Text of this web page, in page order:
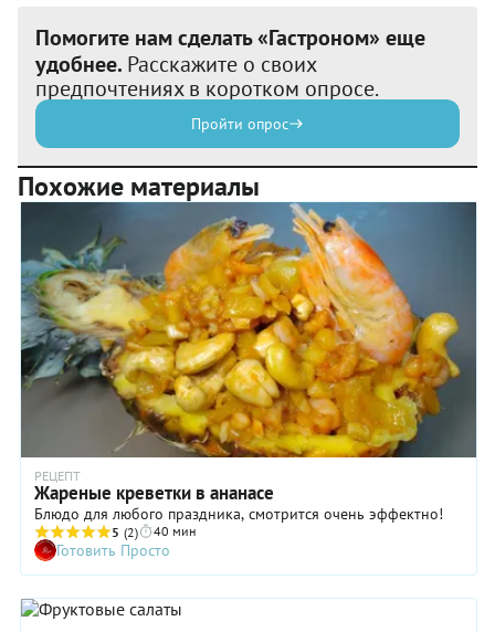
Помогите нам сделать «Гастроном» еще
удобнее. Расскажите о своих
предпочтениях в коротком опросе.
Пройти опрос
Похожие материалы
РЕЦЕПТ
Жареные креветки в ананасе
Блюдо для любого праздника, смотрится очень эффектно!
5 (2) 40 мин
Готовить Просто